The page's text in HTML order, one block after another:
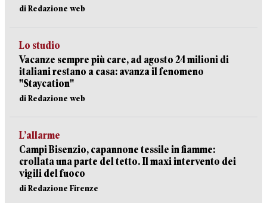
di Redazione web
Lo studio
Vacanze sempre più care, ad agosto 24 milioni di
italiani restano a casa: avanza il fenomeno
"Staycation"
di Redazione web
L’allarme
Campi Bisenzio, capannone tessile in fiamme:
crollata una parte del tetto. Il maxi intervento dei
vigili del fuoco
di Redazione Firenze